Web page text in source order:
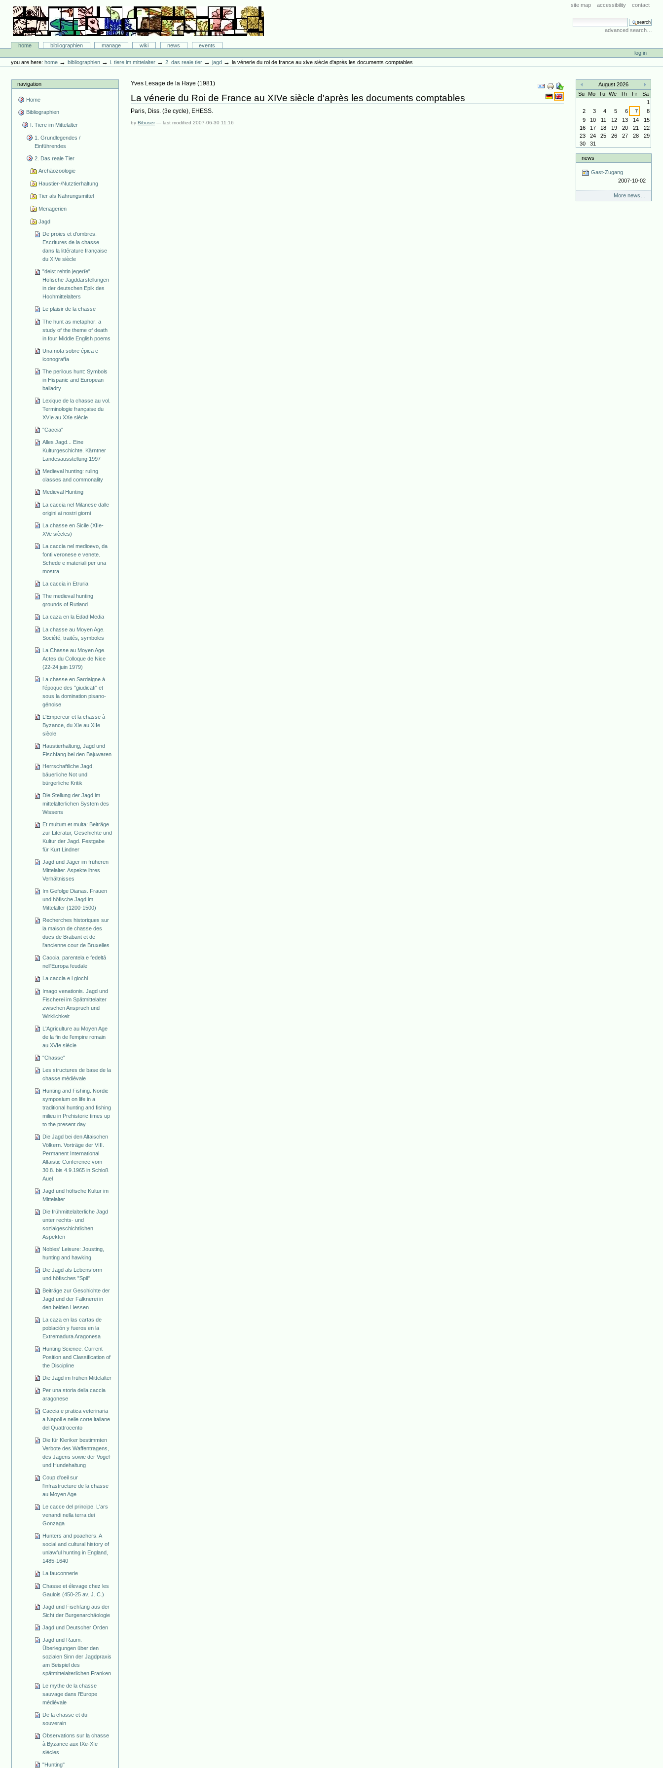
content.
navigation
site map accessibility contact
search site
advanced search…
Bibliographie-Portal
Sectionshome bibliographien manage wiki news
events
tools
log in
you are here: home →bibliographien →i. tiere im mittelalter →2. das reale tier →jagd →la vénerie du roi de france au xive siècle d'après les documents comptables
navigation
Home
Bibliographien
I. Tiere im Mittelalter
1. Grundlegendes /
Einführendes
2. Das reale Tier
Archäozoologie
Haustier-/Nutztierhaltung
Tier als Nahrungsmittel
Menagerien
Jagd
De proies et d'ombres.
Escritures de la chasse
dans la littérature française
du XIVe siècle
"deist rehtin jegerîe".
Höfische Jagddarstellungen
in der deutschen Epik des
Hochmittelalters
Le plaisir de la chasse
The hunt as metaphor: a
study of the theme of death
in four Middle English poems
Una nota sobre épica e
iconografía
The perilous hunt: Symbols
in Hispanic and European
balladry
Lexique de la chasse au vol.
Terminologie française du
XVIe au XXe siècle
"Caccia"
Alles Jagd... Eine
Kulturgeschichte. Kärntner
Landesausstellung 1997
Medieval hunting: ruling
classes and commonality
Medieval Hunting
La caccia nel Milanese dalle
origini ai nostri giorni
La chasse en Sicile (XIIe-
XVe siècles)
La caccia nel medioevo, da
fonti veronese e venete.
Schede e materiali per una
mostra
La caccia in Etruria
The medieval hunting
grounds of Rutland
La caza en la Edad Media
La chasse au Moyen Age.
Société, traités, symboles
La Chasse au Moyen Age.
Actes du Colloque de Nice
(22-24 juin 1979)
La chasse en Sardaigne à
l'époque des "giudicati" et
sous la domination pisano-
génoise
L'Empereur et la chasse à
Byzance, du XIe au XIIe
siècle
Haustierhaltung, Jagd und
Fischfang bei den Bajuwaren
Herrschaftliche Jagd,
bäuerliche Not und
bürgerliche Kritik
Die Stellung der Jagd im
mittelalterlichen System des
Wissens
Et multum et multa: Beiträge
zur Literatur, Geschichte und
Kultur der Jagd. Festgabe
für Kurt Lindner
Jagd und Jäger im früheren
Mittelalter. Aspekte ihres
Verhältnisses
Im Gefolge Dianas. Frauen
und höfische Jagd im
Mittelalter (1200-1500)
Recherches historiques sur
la maison de chasse des
ducs de Brabant et de
l'ancienne cour de Bruxelles
Caccia, parentela e fedeltá
nell'Europa feudale
La caccia e i giochi
Imago venationis. Jagd und
Fischerei im Spätmittelalter
zwischen Anspruch und
Wirklichkeit
L'Agriculture au Moyen Age
de la fin de l'empire romain
au XVIe siècle
"Chasse"
Les structures de base de la
chasse médiévale
Hunting and Fishing. Nordic
symposium on life in a
traditional hunting and fishing
milieu in Prehistoric times up
to the present day
Die Jagd bei den Altaischen
Völkern. Vorträge der VIII.
Permanent International
Altaistic Conference vom
30.8. bis 4.9.1965 in Schloß
Auel
Jagd und höfische Kultur im
Mittelalter
Die frühmittelalterliche Jagd
unter rechts- und
sozialgeschichtlichen
Aspekten
Nobles' Leisure: Jousting,
hunting and hawking
Die Jagd als Lebensform
und höfisches "Spil"
Beiträge zur Geschichte der
Jagd und der Falknerei in
den beiden Hessen
La caza en las cartas de
población y fueros en la
Extremadura Aragonesa
Hunting Science: Current
Position and Classification of
the Discipline
Die Jagd im frühen Mittelalter
Per una storia della caccia
aragonese
Caccia e pratica veterinaria
a Napoli e nelle corte italiane
del Quattrocento
Die für Kleriker bestimmten
Verbote des Waffentragens,
des Jagens sowie der Vogel-
und Hundehaltung
Coup d'oeil sur
l'infrastructure de la chasse
au Moyen Age
Le cacce del principe. L'ars
venandi nella terra dei
Gonzaga
Hunters and poachers. A
social and cultural history of
unlawful hunting in England,
1485-1640
La fauconnerie
Chasse et élevage chez les
Gaulois (450-25 av. J. C.)
Jagd und Fischfang aus der
Sicht der Burgenarchäologie
Jagd und Deutscher Orden
Jagd und Raum.
Überlegungen über den
sozialen Sinn der Jagdpraxis
am Beispiel des
spätmittelalterlichen Franken
Le mythe de la chasse
sauvage dans l'Europe
médiévale
De la chasse et du
souverain
Observations sur la chasse
à Byzance aux IXe-XIe
siècles
"Hunting"
Document
Actions
Yves Lesage de la Haye (1981)
La vénerie du Roi de France au XIVe siècle d'après les documents comptables
Paris, Diss. (3e cycle), EHESS.
byBibuser —last modified2007-06-30 11:16
«
August 2026
»
Su Mo Tu We Th Fr
Sa
1
2
3 4 5 6 7
8
9
10 11 12 13 14
15
16
17 18 19 20 21
22
23
24 25 26 27 28
29
30
31
news
Gast-Zugang
2007-10-02
More news…